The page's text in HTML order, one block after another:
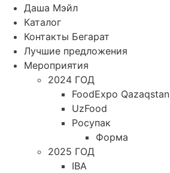
Даша Мэйл
Каталог
Контакты Бегарат
Лучшие предложения
Мероприятия
2024 ГОД
FoodExpo Qazaqstan
UzFood
Росупак
Форма
2025 ГОД
IBA